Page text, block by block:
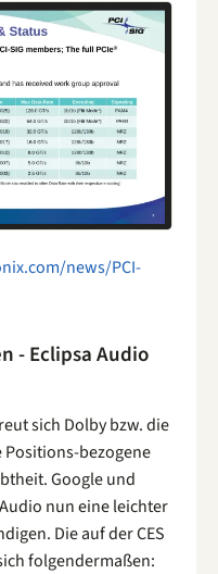
news/PCI-
- Eclipsa Audio
sich Dolby bzw. die
bezogene
Google und
nun eine leichter
Die auf der CES
folgendermaßen: